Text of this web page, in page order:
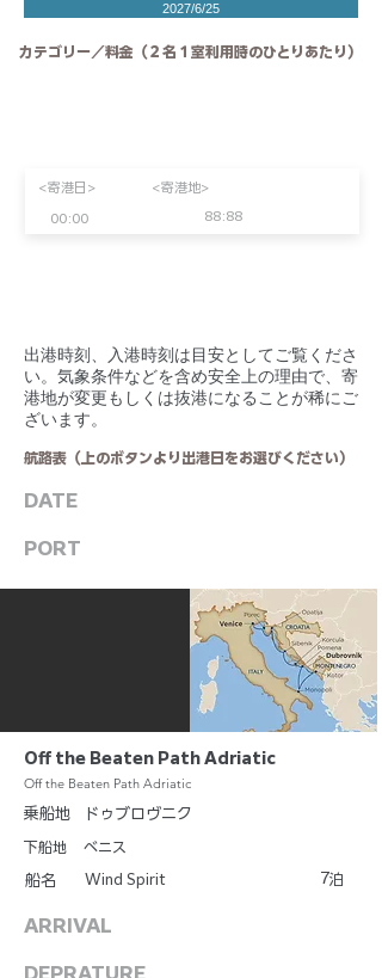
<寄港日>
00:00 88:88
<寄港地>
2027/6/25
カテゴリー／料金（２名１室利用時のひとりあたり）
​出港時刻、入港時刻は目安としてご覧くださ
い。気象条件などを含め安全上の理由で、寄
港地が変更もしくは抜港になることが稀にご
ざいます。
航路表（上のボタンより出港日をお選びください）
DATE
PORT
Off the Beaten Path Adriatic
Off the Beaten Path Adriatic
乗船地
下船地
船名
ドゥブロヴニク
ベニス
Wind Spirit 7泊
ARRIVAL
DEPRATURE